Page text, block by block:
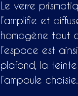
Le verre
l’amplifie et
homogène tout
l’espace est
plafond, la
l’ampoule choisie.